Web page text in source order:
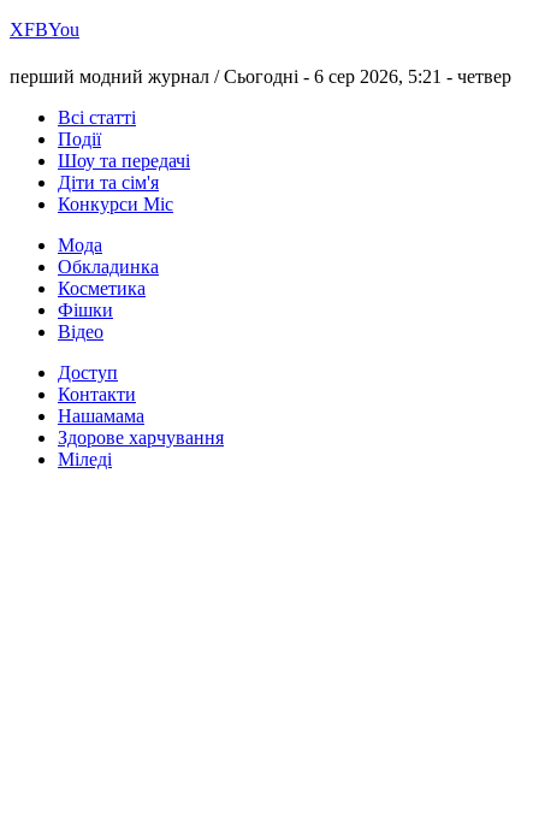
ХFBYou
перший модний журнал /Сьогодні - 6 сер 2026, 5:21 - четвер
Всі статті
Події
Шоу та передачі
Діти та сім'я
Конкурси Міс
Мода
Обкладинка
Косметика
Фішки
Відео
Доступ
Контакти
Нашамама
Здорове харчування
Міледі